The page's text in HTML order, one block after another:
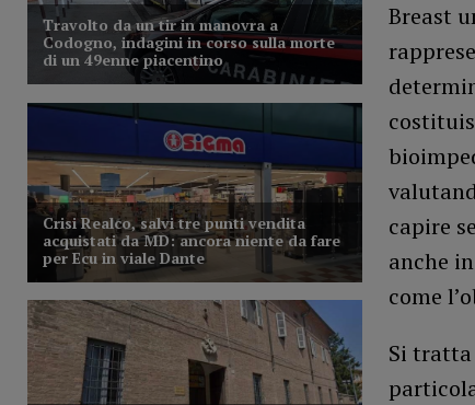
Breast
capire
anche
come
Si